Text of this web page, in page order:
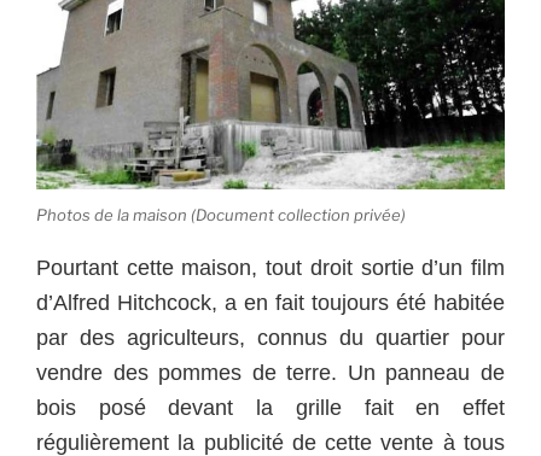
Photos de la maison (Document collection privée)
Pourtant cette maison, tout droit sortie d’un film
d’Alfred Hitchcock, a en fait toujours été habitée
par des agriculteurs, connus du quartier pour
vendre des pommes de terre. Un panneau de
bois posé devant la grille fait en effet
régulièrement la publicité de cette vente à tous